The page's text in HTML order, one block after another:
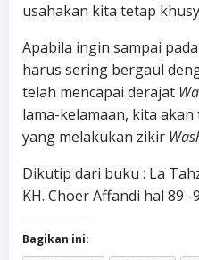
usahakan kita tetap
Apabila ingin sampai
harus sering bergaul
telah mencapai derajat
lama-kelamaan, kita
yang melakukan zikir
Dikutip dari buku : La
KH. Choer Affandi hal 89 -
Bagikan ini: